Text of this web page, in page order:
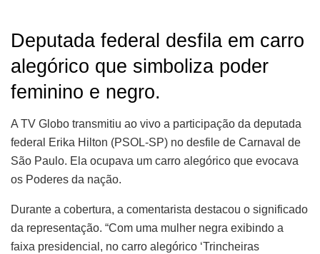
Deputada federal desfila em carro
alegórico que simboliza poder
feminino e negro.
A TV Globo transmitiu ao vivo a participação da deputada
federal Erika Hilton (PSOL-SP) no desfile de Carnaval de
São Paulo. Ela ocupava um carro alegórico que evocava
os Poderes da nação.
Durante a cobertura, a comentarista destacou o significado
da representação. “Com uma mulher negra exibindo a
faixa presidencial, no carro alegórico ‘Trincheiras